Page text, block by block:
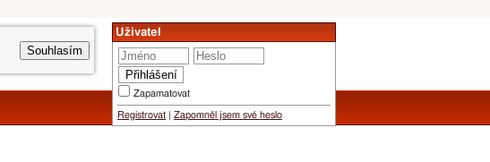
Souhlasím
Uživatel
Zapamatovat
Registrovat Zapomněl jsem své heslo